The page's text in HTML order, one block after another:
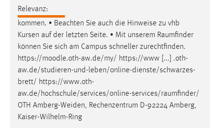
Relevanz:
kommen. • Beachten Sie auch die Hinweise zu vhb
Kursen auf der letzten Seite. • Mit unserem Raumfinder
können Sie sich am Campus schneller zurechtfinden.
https://moodle.oth-aw.de/my/ https://www [...] .oth-
aw.de/studieren-und-leben/online-dienste/schwarzes-
brett/ https://www.oth-
aw.de/hochschule/services/online-services/raumfinder/
OTH Amberg-Weiden, Rechenzentrum D-92224 Amberg,
Kaiser-Wilhelm-Ring
Chat
Name:
chat-frame-style-5e9dbeb1811c0446
Zweck:
Wird benötigt um die Chatfunktion nutzen zu können.
Cookie Laufzeit:
MibewSessionID, mibew-chat-frame-style-